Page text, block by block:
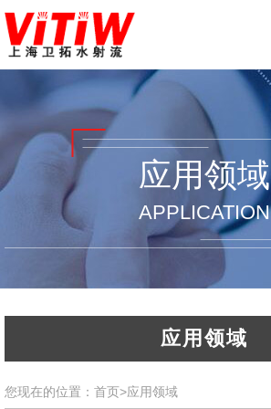
应用领域
APPLICATION
应用领域
您现在的位置： 首页>应用领域